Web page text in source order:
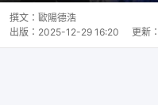
撰文： 歐陽德浩
出版： 2025-12-29 16:20 更新：